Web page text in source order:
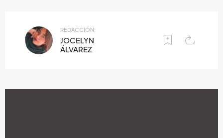
REDACCIÓN:
JOCELYN
ÁLVAREZ